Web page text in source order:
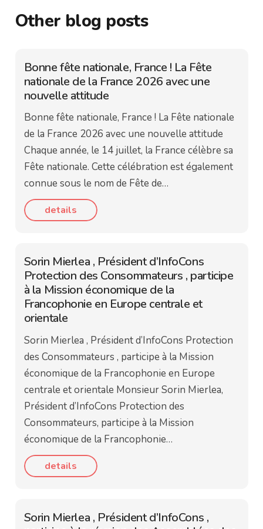
Other blog posts
Bonne fête nationale, France ! La Fête
nationale de la France 2026 avec une
nouvelle attitude
Bonne fête nationale, France ! La Fête nationale
de la France 2026 avec une nouvelle attitude
Chaque année, le 14 juillet, la France célèbre sa
Fête nationale. Cette célébration est également
connue sous le nom de Fête de…
details
Sorin Mierlea , Président d’InfoCons
Protection des Consommateurs , participe
à la Mission économique de la
Francophonie en Europe centrale et
orientale
Sorin Mierlea , Président d’InfoCons Protection
des Consommateurs , participe à la Mission
économique de la Francophonie en Europe
centrale et orientale Monsieur Sorin Mierlea,
Président d’InfoCons Protection des
Consommateurs, participe à la Mission
économique de la Francophonie…
details
Sorin Mierlea , Président d’InfoCons ,